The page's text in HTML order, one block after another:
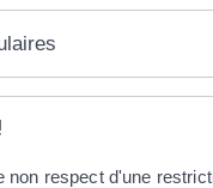
non respect d'une